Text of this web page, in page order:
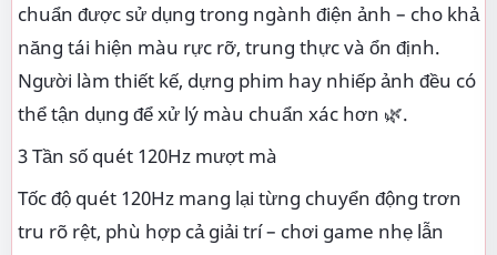
chuẩn được sử dụng trong ngành điện ảnh – cho khả
năng tái hiện màu rực rỡ, trung thực và ổn định.
Người làm thiết kế, dựng phim hay nhiếp ảnh đều có
thể tận dụng để xử lý màu chuẩn xác hơn 🌿.
3 Tần số quét 120Hz mượt mà
Tốc độ quét 120Hz mang lại từng chuyển động trơn
tru rõ rệt, phù hợp cả giải trí – chơi game nhẹ lẫn